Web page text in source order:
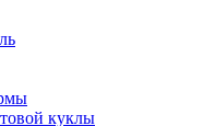
куклы